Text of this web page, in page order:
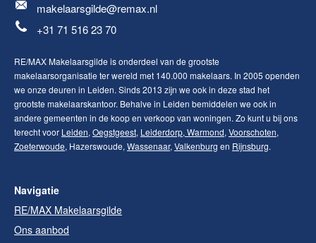
makelaarsgilde@remax.nl
+31 71 516 23 70
RE/MAX Makelaarsgilde is onderdeel van de grootste
makelaarsorganisatie ter wereld met 140.000 makelaars. In 2005 openden
we onze deuren in Leiden. Sinds 2013 zijn we ook in deze stad het
grootste makelaarskantoor. Behalve in Leiden bemiddelen we ook in
andere gemeenten in de koop en verkoop van woningen. Zo kunt u bij ons
terecht voor Leiden, Oegstgeest, Leiderdorp, Warmond, Voorschoten,
Zoeterwoude, Hazerswoude, Wassenaar, Valkenburg en Rijnsburg.
Navigatie
RE/MAX Makelaarsgilde
Ons aanbod